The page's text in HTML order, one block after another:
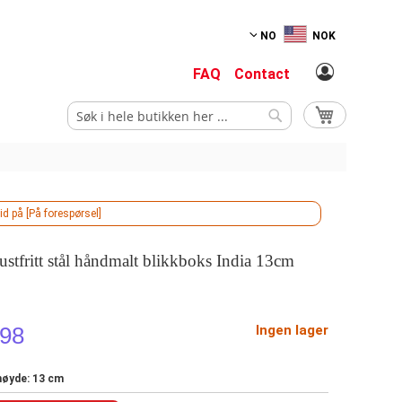
NO NOK
FAQ Contact
Min handlekurv
på [På forespørsel]
stål håndmalt blikkboks India 13cm
Ingen lager
13 cm